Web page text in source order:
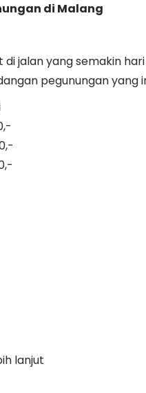
di Malang
jalan yang semakin
pegunungan yang
lanjut